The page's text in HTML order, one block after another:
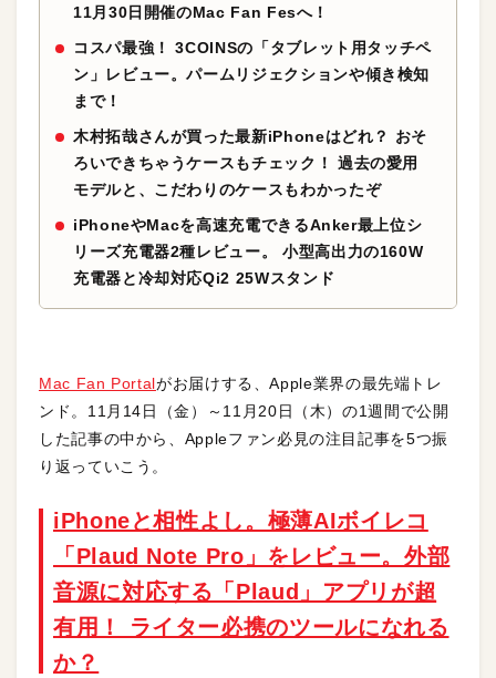
11月30日開催のMac Fan Fesへ！
コスパ最強！ 3COINSの「タブレット用タッチペ
ン」レビュー。パームリジェクションや傾き検知
まで！
木村拓哉さんが買った最新iPhoneはどれ？ おそ
ろいできちゃうケースもチェック！ 過去の愛用
モデルと、こだわりのケースもわかったぞ
iPhoneやMacを高速充電できるAnker最上位シ
リーズ充電器2種レビュー。 小型高出力の160W
充電器と冷却対応Qi2 25Wスタンド
Mac Fan Portalがお届けする、Apple業界の最先端トレ
ンド。11月14日（金）～11月20日（木）の1週間で公開
した記事の中から、Appleファン必見の注目記事を5つ振
り返っていこう。
iPhoneと相性よし。極薄AIボイレコ
「Plaud Note Pro」をレビュー。外部
音源に対応する「Plaud」アプリが超
有用！ ライター必携のツールになれる
か？